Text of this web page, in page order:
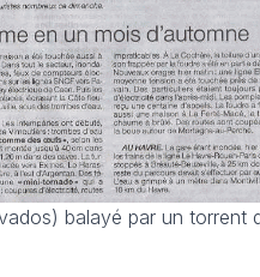
balayé par un